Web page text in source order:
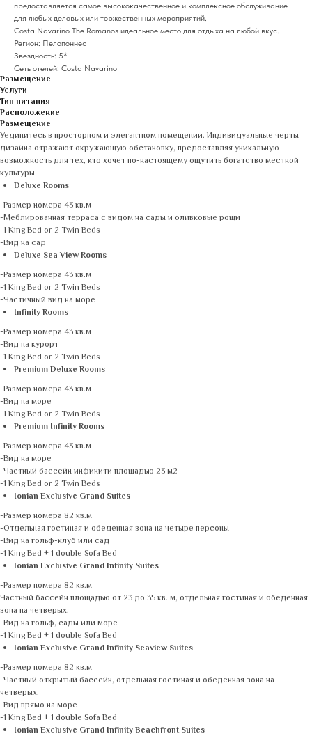
предоставляется самое высококачественное и комплексное обслуживание
для любых деловых или торжественных мероприятий.
Costa Navarino The Romanos идеальное место для отдыха на любой вкус.
Регион: Пелопоннес
Звездность: 5*
Сеть отелей: Costa Navarino
Размещение
Услуги
Тип питания
Расположение
Размещение
Уединитесь в просторном и элегантном помещении. Индивидуальные черты
дизайна отражают окружающую обстановку, предоставляя уникальную
возможность для тех, кто хочет по-настоящему ощутить богатство местной
культуры
Deluxe Rooms
-Размер номера 43 кв.м
-Меблированная терраса с видом на сады и оливковые рощи
-1 King Bed or 2 Twin Beds
-Вид на сад
Deluxe Sea View Rooms
-Размер номера 43 кв.м
-1 King Bed or 2 Twin Beds
-Частичный вид на море
Infinity Rooms
-Размер номера 43 кв.м
-Вид на курорт
-1 King Bed or 2 Twin Beds
Premium Deluxe Rooms
-Размер номера 43 кв.м
-Вид на море
-1 King Bed or 2 Twin Beds
Premium Infinity Rooms
-Размер номера 43 кв.м
-Вид на море
-Частный бассейн инфинити площадью 23 м2
-1 King Bed or 2 Twin Beds
Ionian Exclusive Grand Suites
-Размер номера 82 кв.м
-Отдельная гостиная и обеденная зона на четыре персоны
-Вид на гольф-клуб или сад
-1 King Bed + 1 double Sofa Bed
Ionian Exclusive Grand Infinity Suites
-Размер номера 82 кв.м
Частный бассейн площадью от 23 до 35 кв. м, отдельная гостиная и обеденная
зона на четверых.
-Вид на гольф, сады или море
-1 King Bed + 1 double Sofa Bed
Ionian Exclusive Grand Infinity Seaview Suites
-Размер номера 82 кв.м
-Частный открытый бассейн, отдельная гостиная и обеденная зона на
четверых.
-Вид прямо на море
-1 King Bed + 1 double Sofa Bed
Ionian Exclusive Grand Infinity Beachfront Suites